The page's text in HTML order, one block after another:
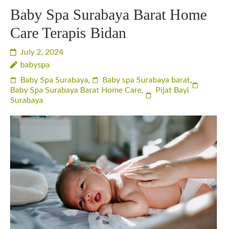
Baby Spa Surabaya Barat Home
Care Terapis Bidan
July 2, 2024
babyspa
Baby Spa Surabaya, Baby spa Surabaya barat,
Baby Spa Surabaya Barat Home Care,
Pijat Bayi
Surabaya